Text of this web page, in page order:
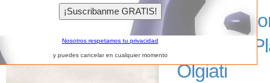
Fuerte y
Auditorio
Olgiati
Nosotros respetamos tu privacidad
y puedes cancelar en cualquier momento